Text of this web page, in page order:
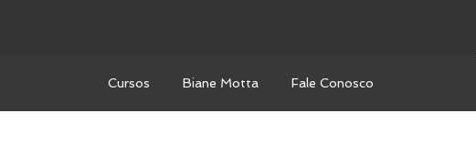
Cursos Biane Motta Fale Conosco